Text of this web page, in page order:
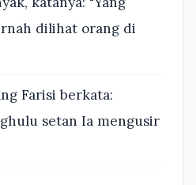
dilihat orang di
Farisi berkata:
setan Ia mengusir